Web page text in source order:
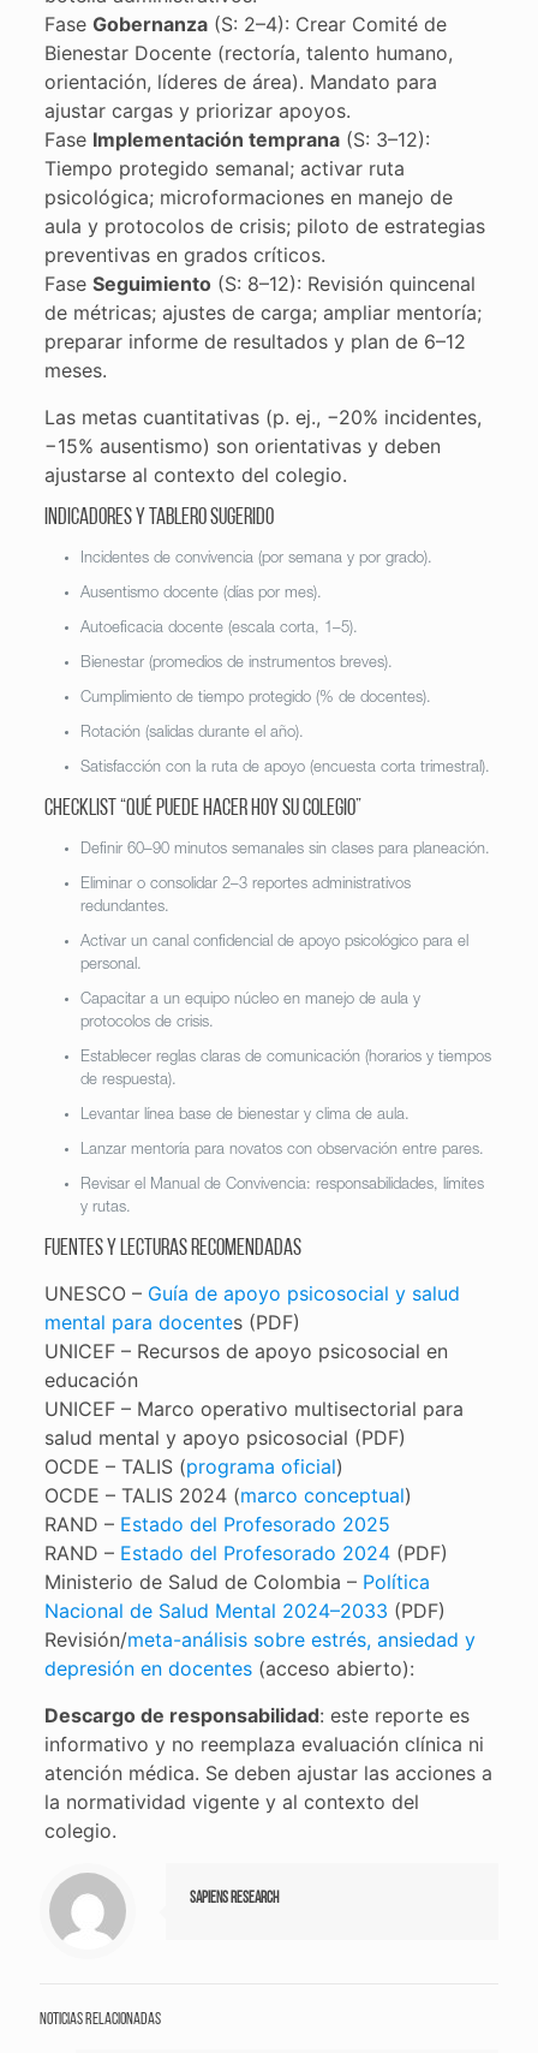
Fase Gobernanza(S: 2–4): Crear Comité de
Bienestar Docente (rectoría, talento humano,
orientación, líderes de área). Mandato para
ajustar cargas y priorizar apoyos.
Fase Implementación temprana(S: 3–12):
Tiempo protegido semanal; activar ruta
psicológica; microformaciones en manejo de
aula y protocolos de crisis; piloto de estrategias
preventivas en grados críticos.
Fase Seguimiento(S: 8–12): Revisión quincenal
de métricas; ajustes de carga; ampliar mentoría;
preparar informe de resultados y plan de 6–12
meses.
Las metas cuantitativas (p. ej., −20% incidentes,
−15% ausentismo) son orientativas y deben
ajustarse al contexto del colegio.
Indicadores y tablero sugerido
Incidentes de convivencia (por semana y por grado).
Ausentismo docente (días por mes).
Autoeficacia docente (escala corta, 1–5).
Bienestar (promedios de instrumentos breves).
Cumplimiento de tiempo protegido (% de docentes).
Rotación (salidas durante el año).
Satisfacción con la ruta de apoyo (encuesta corta trimestral).
Checklist “Qué puede hacer hoy su colegio”
Definir 60–90 minutos semanales sin clases para planeación.
Eliminar o consolidar 2–3 reportes administrativos
redundantes.
Activar un canal confidencial de apoyo psicológico para el
personal.
Capacitar a un equipo núcleo en manejo de aula y
protocolos de crisis.
Establecer reglas claras de comunicación (horarios y tiempos
de respuesta).
Levantar línea base de bienestar y clima de aula.
Lanzar mentoría para novatos con observación entre pares.
Revisar el Manual de Convivencia: responsabilidades, límites
y rutas.
Fuentes y lecturas recomendadas
UNESCO – Guía de apoyo psicosocial y salud
mental para docentes (PDF)
UNICEF – Recursos de apoyo psicosocial en
educación
UNICEF – Marco operativo multisectorial para
salud mental y apoyo psicosocial (PDF)
OCDE – TALIS (programa oficial)
OCDE – TALIS 2024 (marco conceptual)
RAND – Estado del Profesorado 2025
RAND – Estado del Profesorado 2024(PDF)
Ministerio de Salud de Colombia – Política
Nacional de Salud Mental 2024–2033 (PDF)
Revisión/meta-análisis sobre estrés, ansiedad y
depresión en docentes(acceso abierto):
Descargo de responsabilidad: este reporte es
informativo y no reemplaza evaluación clínica ni
atención médica. Se deben ajustar las acciones a
la normatividad vigente y al contexto del
colegio.
Sapiens Research
Noticias relacionadas